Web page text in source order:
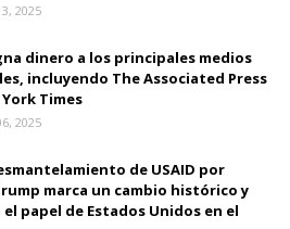
2025
dinero a los principales medios
incluyendo The Associated Press
Times
2025
de USAID por
marca un cambio histórico y
el papel de Estados Unidos en el